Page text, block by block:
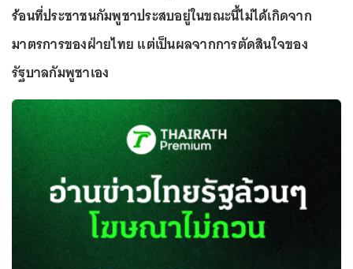
ร้อนที่ประชาชนกัมพูชาประสบอยู่ในขณะนี้ไม่ได้เกิดจาก
มาตรการของฝ่ายไทย แต่เป็นผลจากการตัดสินใจของ
รัฐบาลกัมพูชาเอง